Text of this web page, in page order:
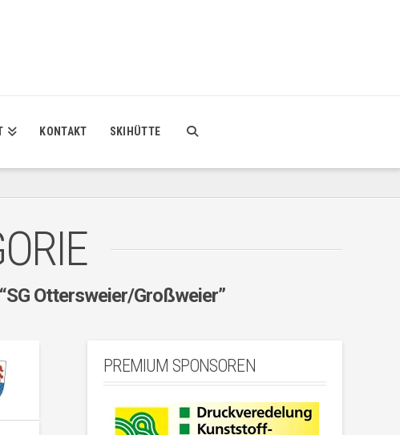
KONTAKT SKIHÜTTE
“SG Ottersweier/Großweier”
PREMIUM SPONSOREN